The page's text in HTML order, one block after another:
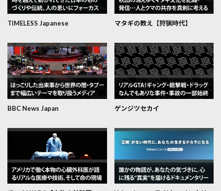
TIMELESS Japanese マタギの教え【狩猟時代】
BBC News Japan ゲンジツセカイ